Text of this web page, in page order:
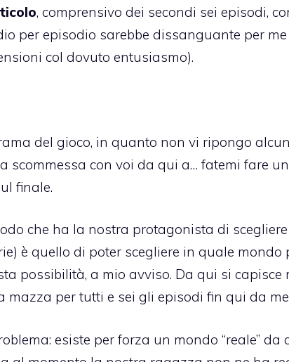
, comprensivo dei secondi sei episodi,
per episodio sarebbe dissanguante per
col dovuto entusiasmo).
del gioco, in quanto non vi ripongo
scommessa con voi da qui a… fatemi fare
finale.
che ha la nostra protagonista di
è quello di poter scegliere in quale mondo
possibilità, a mio avviso. Da qui si
mazza per tutti e sei gli episodi fin qui da
esiste per forza un mondo “reale”